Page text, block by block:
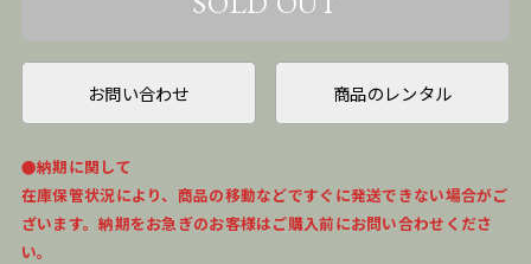
お問い合わせ 商品のレンタル
●納期に関して
在庫保管状況により、商品の移動などですぐに発送できない場合がご
ざいます。納期をお急ぎのお客様はご購入前にお問い合わせくださ
い。